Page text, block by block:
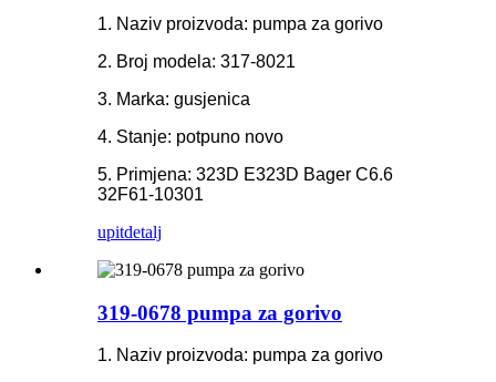
1. Naziv proizvoda: pumpa za gorivo
2. Broj modela: 317-8021
3. Marka: gusjenica
4. Stanje: potpuno novo
5. Primjena: 323D E323D Bager C6.6
32F61-10301
upitdetalj
319-0678 pumpa za gorivo
1. Naziv proizvoda: pumpa za gorivo